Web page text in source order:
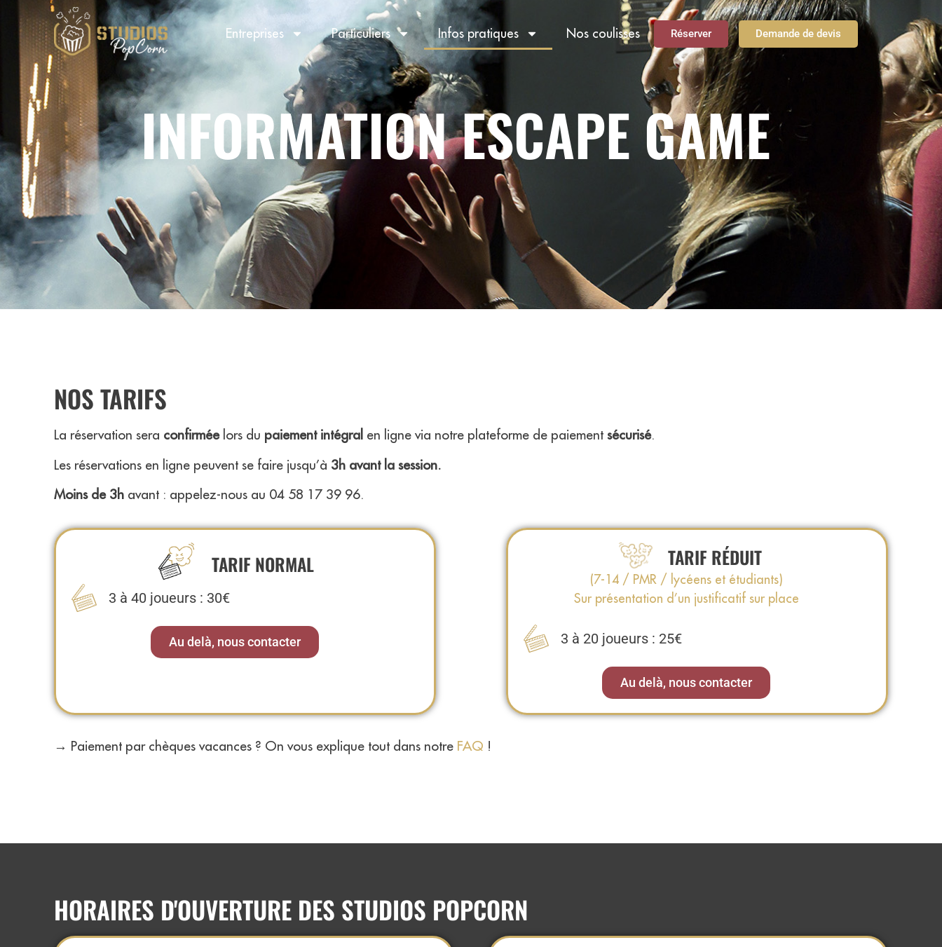
Entreprises Particuliers Infos pratiques Nos coulisses Réserver Demande de devis
INFORMATION ESCAPE GAME
NOS TARIFS
La réservation sera confirméelors du paiement intégral en ligne via notre plateforme de paiementsécurisé.
Les réservations en ligne peuvent se faire jusqu’à 3h avant la session.
Moins de 3h avant : appelez-nous au 04 58 17 39 96.
TARIF NORMAL
3 à 40 joueurs : 30€
Au delà, nous contacter
TARIF RÉDUIT
(7-14 / PMR / lycéens et étudiants)
Sur présentation d’un justificatif sur place
3 à 20 joueurs : 25€
Au delà, nous contacter
→ Paiement par chèques vacances ? On vous explique tout dans notre FAQ !
HORAIRES D'OUVERTURE DES STUDIOS POPCORN